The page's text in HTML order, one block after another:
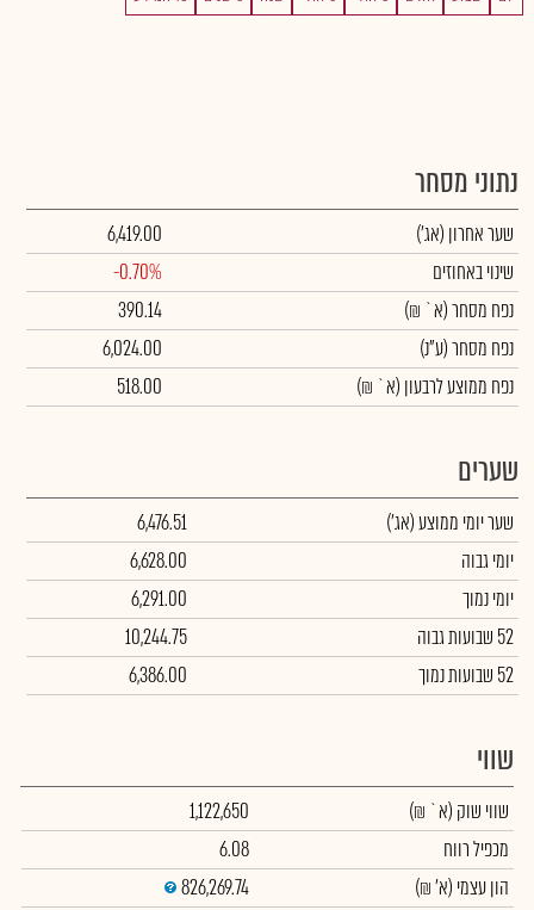
נתוני מסחר
שער אחרון (אג')
6,419.00
שינוי באחוזים
-0.70%
נפח מסחר(א` ₪)
390.14
נפח מסחר(ע"נ)
6,024.00
נפח ממוצע לרבעון (א` ₪)
518.00
שערים
שער יומי ממוצע(אג')
6,476.51
יומי גבוה
6,628.00
יומי נמוך
6,291.00
52 שבועות גבוה
10,244.75
52 שבועות נמוך
6,386.00
שווי
שווי שוק (א` ₪)
1,122,650
מכפיל רווח
6.08
הון עצמי (א' ₪)
826,269.74